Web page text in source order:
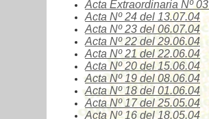
Acta Extraordinaria Nº03
Acta Nº24 del 13.07.04
Acta Nº23 del 06.07.04
Acta Nº22 del 29.06.04
Acta Nº21 del 22.06.04
Acta Nº20 del 15.06.04
Acta Nº19del 08.06.04
Acta Nº18 del 01.06.04
Acta Nº17del 25.05.04
Acta Nº16 del 18.05.04